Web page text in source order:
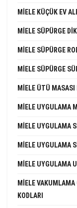
MIELE KÜÇÜK EV
MIELE SÜPÜRGE
MIELE SÜPÜRGE
MIELE SÜPÜRGE
MIELE ÜTÜ MASASI
MIELE UYGULAMA
MIELE UYGULAMA
MIELE UYGULAMA
MIELE UYGULAMA
MIELE
KODLARI